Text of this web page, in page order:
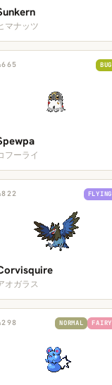
マナッツ
665 BUG
フーライ
822 FLYING
オガラス
298 NORMAL FAIRY